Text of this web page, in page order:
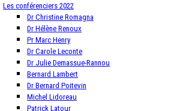
Les conférenciers 2022
Dr Christine Romagna
Dr Hélène Renoux
Pr Marc Henry
Dr Carole Leconte
Dr Julie Demassue-Rannou
Bernard Lambert
Dr Bernard Poitevin
Michel Lidoreau
Patrick Latour